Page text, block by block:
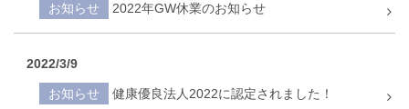
お知らせ 2022年GW休業のお知らせ
2022/3/9
お知らせ 健康優良法人2022に認定されました！